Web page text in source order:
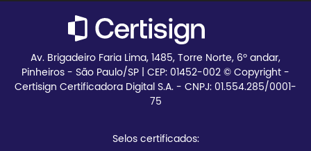
Av. Brigadeiro Faria Lima, 1485, Torre Norte, 6º andar,
Pinheiros - São Paulo/SP | CEP: 01452-002 © Copyright -
Certisign Certificadora Digital S.A. - CNPJ: 01.554.285/0001-
75
Selos certificados: